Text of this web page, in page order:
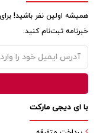
همیشه اولین نفر باشید!
خبرنامه ثبت‌نام کنید.
با ای دیجی مارکت